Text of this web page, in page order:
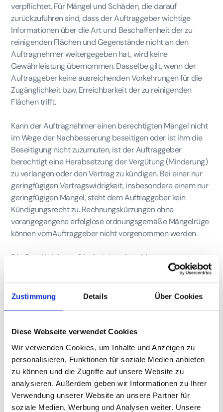
Zustimmung Details Über Cookies
Diese Webseite verwendet Cookies
Wir verwenden Cookies, um Inhalte und Anzeigen zu
personalisieren, Funktionen für soziale Medien anbieten
zu können und die Zugriffe auf unsere Website zu
analysieren. Außerdem geben wir Informationen zu Ihrer
Verwendung unserer Website an unsere Partner für
soziale Medien, Werbung und Analysen weiter. Unsere
verpflichtet. Für Mängel und Schäden, die darauf
zurückzuführen sind, dass der Auftraggeber wichtige
Informationen über die Art und Beschaffenheit der zu
reinigenden Flächen und Gegenstände nicht an den
Auftragnehmer weitergegeben hat, wird keine
Gewährleistung übernommen. Dasselbe gilt, wenn der
Auftraggeber keine ausreichenden Vorkehrungen für die
Zugänglichkeit bzw. Erreichbarkeit der zu reinigenden
Flächen trifft.
Kann der Auftragnehmer einen berechtigten Mangel nicht
im Wege der Nachbesserung beseitigen oder ist ihm die
Beseitigung nicht zuzumuten, ist der Auftraggeber
berechtigt eine Herabsetzung der Vergütung (Minderung)
zu verlangen oder den Vertrag zu kündigen. Bei einer nur
geringfügigen Vertragswidrigkeit, insbesondere einem nur
geringfügigen Mangel, steht dem Auftraggeber kein
Kündigungsrecht zu. Rechnungskürzungen ohne
vorangegangene erfolglose ordnungsgemäße Mängelrüge
können vomAuftraggeber nicht vorgenommen werden.
Die Gewährleitungsfrist beträgt einen Monat.
5. Reinigungsmaterial und
Gerätschaften
erforderlichen Geräte, Reinigungs und Pflegemittel in
zur Verfügung, sofern keine andere Vereinbarung getroffen
wurde. Der Auftraggeber stellt das zur Reinigung
notwendige Wasser, Strom, Papier- und Mülltonnen,
Handtücher und Toilettenpapier sowie einen für die
Unterbringung der Hilfsmittel (Material, Maschinen und